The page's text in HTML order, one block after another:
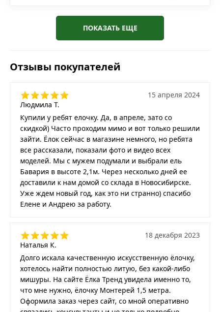
ПОКАЗАТЬ ЕЩЕ
Отзывы покупателей
Людмила Т.
15 апреля 2024
Купили у ребят елочку. Да, в апреле, зато со
скидкой) Часто проходим мимо и вот только решили
зайти. Ёлок сейчас в магазине немного, но ребята
все рассказали, показали фото и видео всех
моделей. Мы с мужем подумали и выбрали ель
Бавария в высоте 2,1м. Через несколько дней ее
доставили к нам домой со склада в Новосибирске.
Уже ждем новый год, как это ни странно) спасибо
Елене и Андрею за работу.
Наталья К.
18 декабря 2023
Долго искала качественную искусственную ёлочку,
хотелось найти полностью литую, без какой-либо
мишуры. На сайте Ёлка Тренд увидела именно то,
что мне нужно, ёлочку Монтерей 1,5 метра.
Оформила заказ через сайт, со мной оперативно